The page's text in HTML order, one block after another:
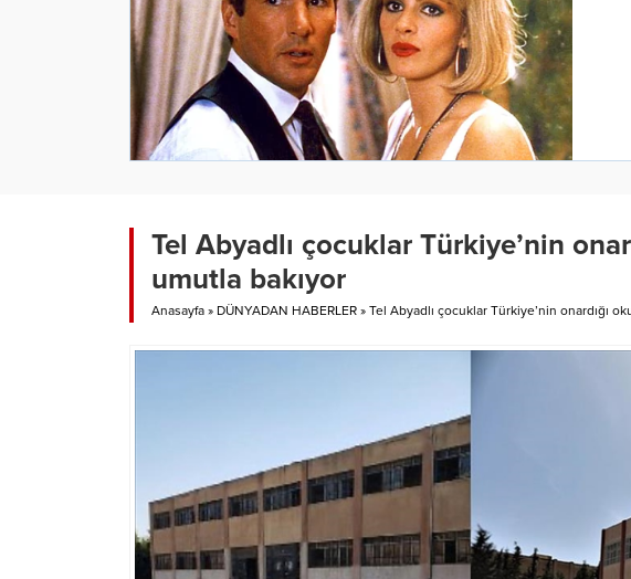
Tel Abyadlı çocuklar Türkiye’nin
umutla bakıyor
Anasayfa » DÜNYADAN HABERLER » Tel Abyadlı çocuklar Türkiye’nin onardığı